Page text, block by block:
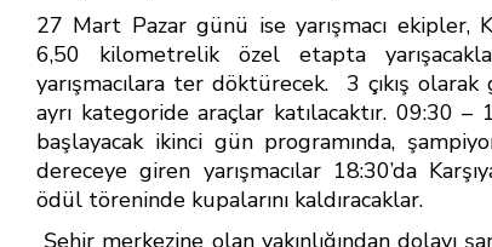
27 Mart Pazar günü ise yarışmacı ekipler,
6,50 kilometrelik özel etapta
yarışmacılara ter döktürecek. 3 çıkış olarak
ayrı kategoride araçlar katılacaktır. 09:30 –
başlayacak ikinci gün programında,
dereceye giren yarışmacılar 18:30’da
ödül töreninde kupalarını kaldıracaklar.
Şehir merkezine olan yakınlığından dolayı